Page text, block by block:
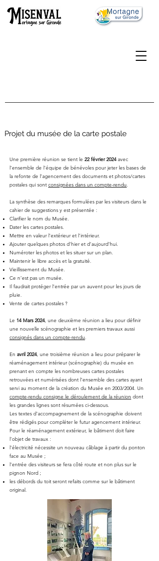
Projet du musée de la carte postale
Une première réunion se tient le 22 février 2024avec
l’ensemble de l’équipe de bénévoles pour jeter les bases de
la refonte de l’agencement des documents et photos/cartes
postales qui sont consignées dans un compte-rendu.
La synthèse des remarques formulées par les visiteurs dans le
cahier de suggestions y est présentée :
Clarifier le nom du Musée.
Dater les cartes postales.
Mettre en valeur l’extérieur et l’intérieur.
Ajouter quelques photos d’hier et d’aujourd’hui.
Numéroter les photos et les situer sur un plan.
Maintenir le libre accès et la gratuité.
Vieillissement du Musée.
Ce n’est pas un musée.
Il faudrait protéger l’entrée par un auvent pour les jours de
pluie.
Vente de cartes postales ?
Le 14 Mars 2024, une deuxième réunion a lieu pour définir
une nouvelle scénographie et les premiers travaux aussi
consignés dans un compte-rendu.
En avril 2024, une troisième réunion a lieu pour préparer le
réaménagement intérieur (scénographie) du musée en
prenant en compte les nombreuses cartes postales
retrouvées et numérisées dont l’ensemble des cartes ayant
servi au moment de la création du Musée en 2003/2004. Un
compte-rendu consigne le déroulement de la réunion dont
les grandes lignes sont résumées ci-dessous.
Les textes d’accompagnement de la scénographie doivent
être rédigés pour compléter le futur agencement intérieur.
Pour le réaménagement extérieur, le bâtiment doit faire
l’objet de travaux :
l’électricité nécessite un nouveau câblage à partir du ponton
face au Musée ;
l’entrée des visiteurs se fera côté route et non plus sur le
pignon Nord ;
les débords du toit seront refaits comme sur le bâtiment
original.